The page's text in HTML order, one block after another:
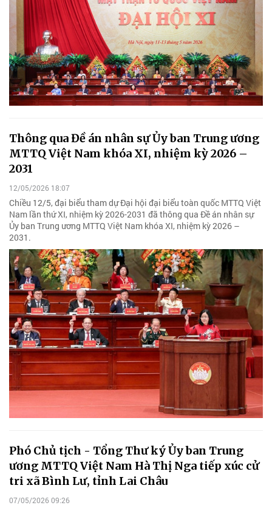
Thông qua Đề án nhân sự Ủy ban Trung ương
MTTQ Việt Nam khóa XI, nhiệm kỳ 2026 –
2031
12/05/2026 18:07
Chiều 12/5, đại biểu tham dự Đại hội đại biểu toàn quốc MTTQ Việt
Nam lần thứ XI, nhiệm kỳ 2026-2031 đã thông qua Đề án nhân sự
Ủy ban Trung ương MTTQ Việt Nam khóa XI, nhiệm kỳ 2026 –
2031.
Phó Chủ tịch - Tổng Thư ký Ủy ban Trung
ương MTTQ Việt Nam Hà Thị Nga tiếp xúc cử
tri xã Bình Lư, tỉnh Lai Châu
07/05/2026 09:26